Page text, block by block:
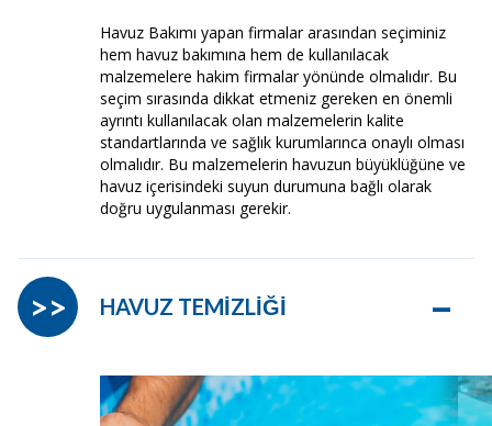
Havuz Bakımı yapan firmalar arasından seçiminiz
hem havuz bakımına hem de kullanılacak
malzemelere hakim firmalar yönünde olmalıdır. Bu
seçim sırasında dikkat etmeniz gereken en önemli
ayrıntı kullanılacak olan malzemelerin kalite
standartlarında ve sağlık kurumlarınca onaylı olması
olmalıdır. Bu malzemelerin havuzun büyüklüğüne ve
havuz içerisindeki suyun durumuna bağlı olarak
doğru uygulanması gerekir.
HAVUZ TEMİZLİĞİ –
>>